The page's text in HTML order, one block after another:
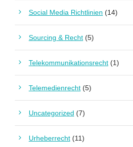
Social Media Richtlinien (14)
Sourcing & Recht (5)
Telekommunikationsrecht (1)
Telemedienrecht (5)
Uncategorized (7)
Urheberrecht (11)